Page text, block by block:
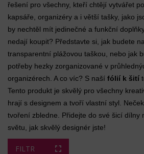
řešení pro všechny, kteří chtějí vytvářet
kapsáře, organizéry a i větší tašky, jako
by nechtěl mít jedinečné a funkční
nedají koupit? Představte si, jak budete
transparentní plážovou taškou, nebo jak
potřeby hezky zorganizované v
organizérech. A co víc? S naší fólií k šití
Tento produkt je skvělý pro všechny
hrají s designem a tvoří vlastní styl.
tvoření zbledne. Přidejte do své šicí dílny
světu, jak skvělý designér jste!
FILTR